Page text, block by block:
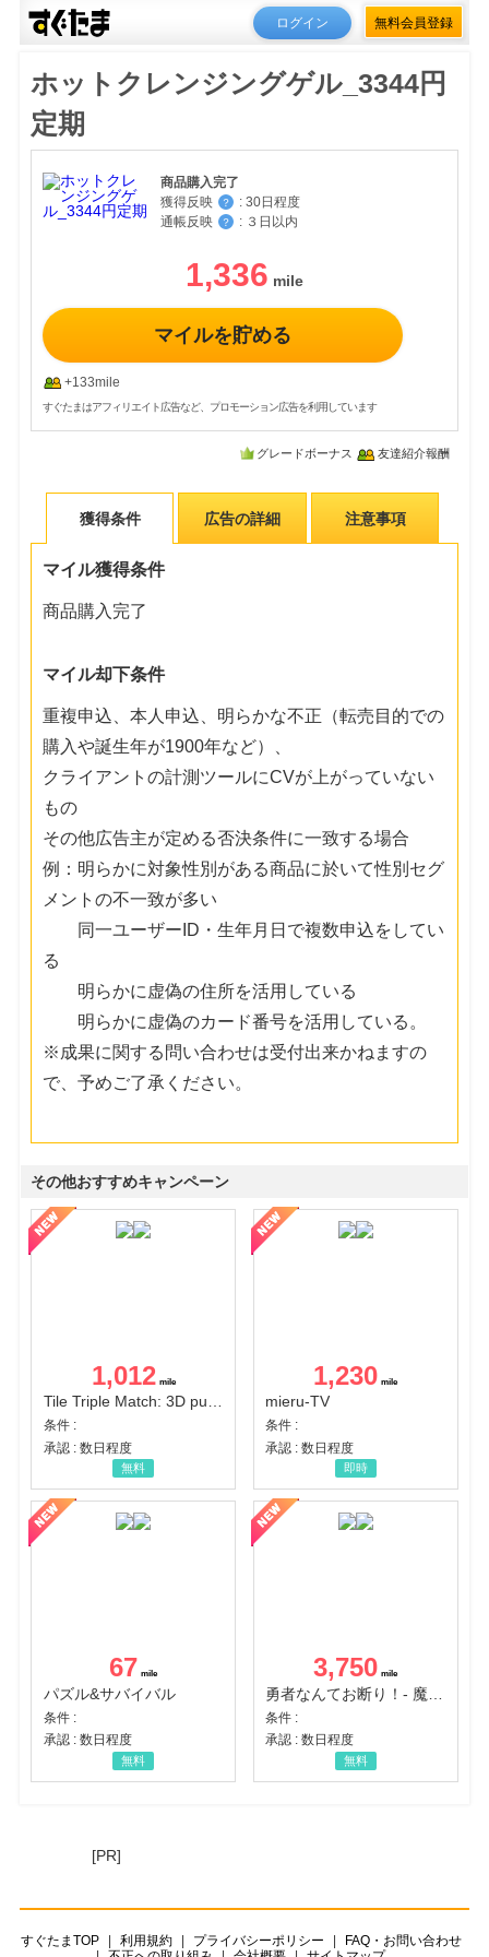
ログイン 無料会員登録
ホットクレンジングゲル_3344円
定期
商品購入完了
獲得反映
？ : 30日程度
通帳反映
？ : ３日以内
1,336
マイルを貯める
+133mile
すぐたまはアフィリエイト広告など、プロモーション広告を利用しています
グレードボーナス 友達紹介報酬
獲得条件 広告の詳細 注意事項
マイル獲得条件
商品購入完了
マイル却下条件
重複申込、本人申込、明らかな不正（転売目的での
購入や誕生年が1900年など）、
クライアントの計測ツールにCVが上がっていない
もの
その他広告主が定める否決条件に一致する場合
例：明らかに対象性別がある商品に於いて性別セグ
メントの不一致が多い
同一ユーザーID・生年月日で複数申込をしてい
る
明らかに虚偽の住所を活用している
明らかに虚偽のカード番号を活用している。
※成果に関する問い合わせは受付出来かねますの
で、予めご了承ください。
その他おすすめキャンペーン
1,012
Tile Triple Match: 3D puzzle
条件 :
承認 : 数日程度
無料
1,230
mieru-TV
条件 :
承認 : 数日程度
即時
67
パズル&サバイバル
条件 :
承認 : 数日程度
無料
3,750
条件 :
承認 : 数日程度
無料
[PR]
すぐたまTOP 利用規約 プライバシーポリシー
FAQ・お問い合わせ